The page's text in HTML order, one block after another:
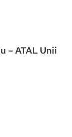
– ATAL Unii